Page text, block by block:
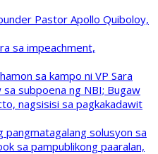
Pastor Apollo Quiboloy,
sa impeachment,
sa kampo ni VP Sara
subpoena ng NBI; Bugaw
nagsisisi sa pagkakadawit
pangmatagalang solusyon sa
sa pampublikong paaralan,